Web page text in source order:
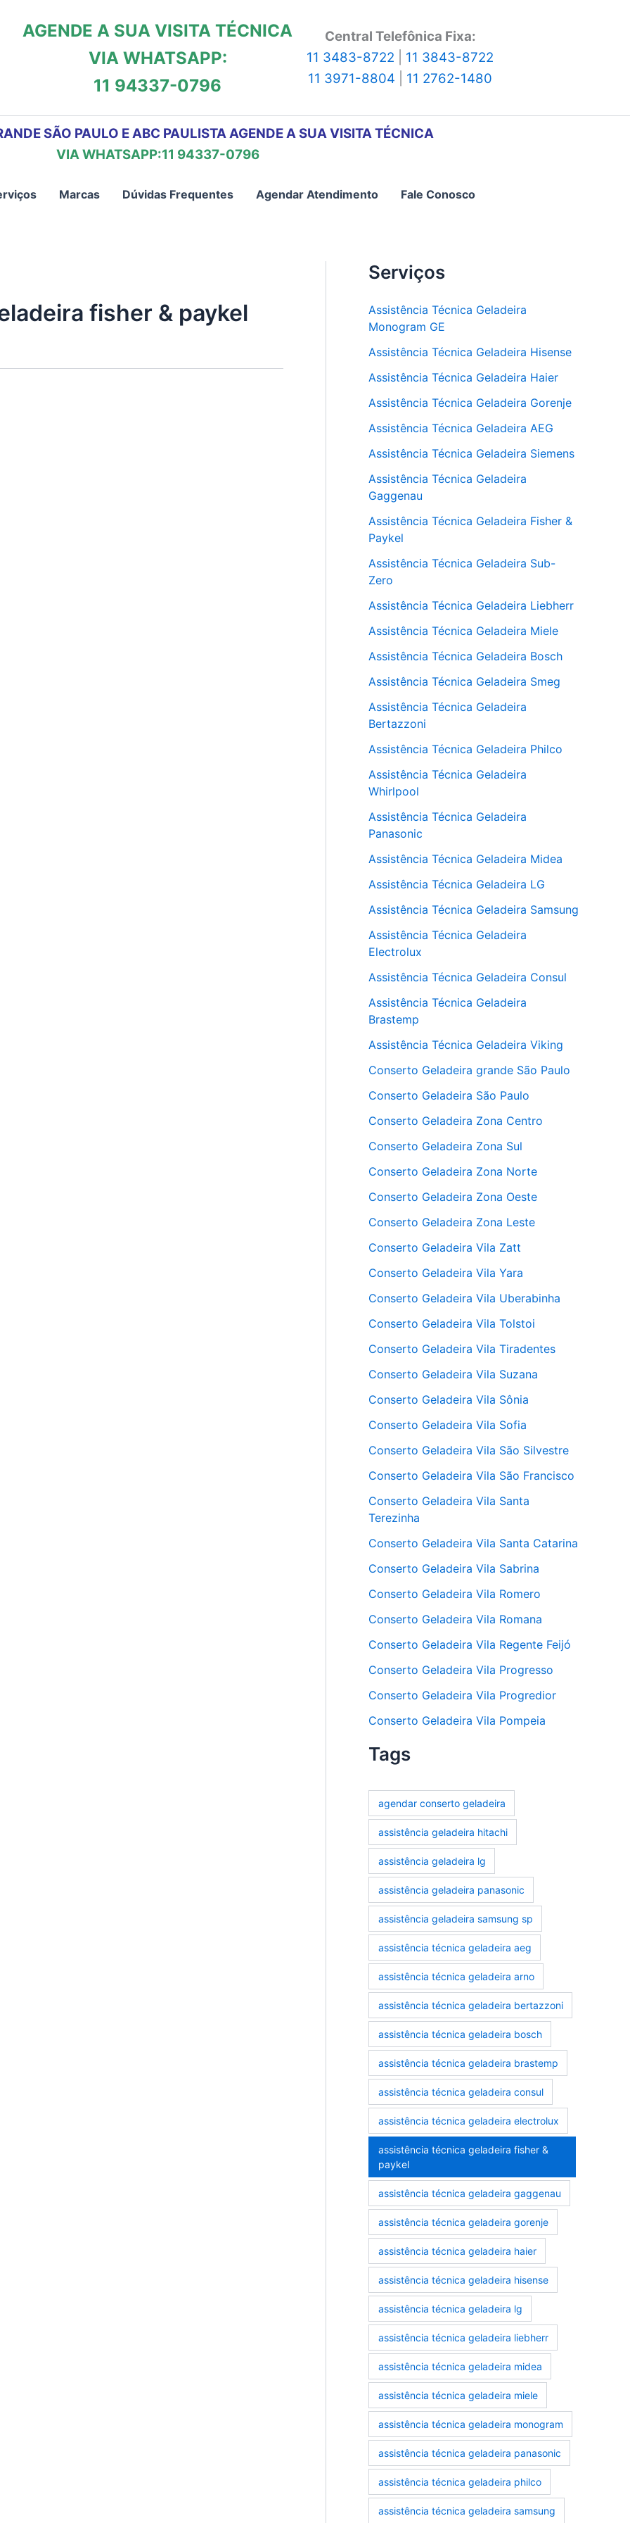
AGENDE A SUA VISITA TÉCNICA
VIA WHATSAPP:
11 94337-0796
Central Telefônica Fixa:
11 3483-8722
11 3843-8722
11 3971-8804
11 2762-1480
SÃO PAULO E ABC PAULISTA AGENDE A SUA VISITA TÉCNICA
VIA WHATSAPP:11 94337-0796
Marcas Dúvidas Frequentes Agendar Atendimento Fale Conosco
fisher & paykel
Serviços
Assistência Técnica Geladeira
Monogram GE
Assistência Técnica Geladeira Hisense
Assistência Técnica Geladeira Haier
Assistência Técnica Geladeira Gorenje
Assistência Técnica Geladeira AEG
Assistência Técnica Geladeira Siemens
Assistência Técnica Geladeira
Gaggenau
Assistência Técnica Geladeira Fisher &
Paykel
Assistência Técnica Geladeira Sub-
Zero
Assistência Técnica Geladeira Liebherr
Assistência Técnica Geladeira Miele
Assistência Técnica Geladeira Bosch
Assistência Técnica Geladeira Smeg
Assistência Técnica Geladeira
Bertazzoni
Assistência Técnica Geladeira Philco
Assistência Técnica Geladeira
Whirlpool
Assistência Técnica Geladeira
Panasonic
Assistência Técnica Geladeira Midea
Assistência Técnica Geladeira LG
Assistência Técnica Geladeira Samsung
Assistência Técnica Geladeira
Electrolux
Assistência Técnica Geladeira Consul
Assistência Técnica Geladeira
Brastemp
Assistência Técnica Geladeira Viking
Conserto Geladeira grande São Paulo
Conserto Geladeira São Paulo
Conserto Geladeira Zona Centro
Conserto Geladeira Zona Sul
Conserto Geladeira Zona Norte
Conserto Geladeira Zona Oeste
Conserto Geladeira Zona Leste
Conserto Geladeira Vila Zatt
Conserto Geladeira Vila Yara
Conserto Geladeira Vila Uberabinha
Conserto Geladeira Vila Tolstoi
Conserto Geladeira Vila Tiradentes
Conserto Geladeira Vila Suzana
Conserto Geladeira Vila Sônia
Conserto Geladeira Vila Sofia
Conserto Geladeira Vila São Silvestre
Conserto Geladeira Vila São Francisco
Conserto Geladeira Vila Santa
Terezinha
Conserto Geladeira Vila Santa Catarina
Conserto Geladeira Vila Sabrina
Conserto Geladeira Vila Romero
Conserto Geladeira Vila Romana
Conserto Geladeira Vila Regente Feijó
Conserto Geladeira Vila Progresso
Conserto Geladeira Vila Progredior
Conserto Geladeira Vila Pompeia
Tags
agendar conserto geladeira
assistência geladeira hitachi
assistência geladeira lg
assistência geladeira panasonic
assistência geladeira samsung sp
assistência técnica geladeira aeg
assistência técnica geladeira arno
assistência técnica geladeira bertazzoni
assistência técnica geladeira bosch
assistência técnica geladeira brastemp
assistência técnica geladeira consul
assistência técnica geladeira electrolux
assistência técnica geladeira fisher &
paykel
assistência técnica geladeira gaggenau
assistência técnica geladeira gorenje
assistência técnica geladeira haier
assistência técnica geladeira hisense
assistência técnica geladeira lg
assistência técnica geladeira liebherr
assistência técnica geladeira midea
assistência técnica geladeira miele
assistência técnica geladeira monogram
assistência técnica geladeira panasonic
assistência técnica geladeira philco
assistência técnica geladeira samsung